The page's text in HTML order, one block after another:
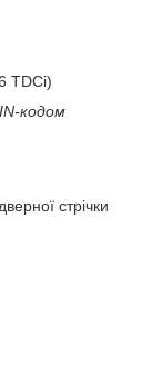
TDCi)
кодом
стрічки